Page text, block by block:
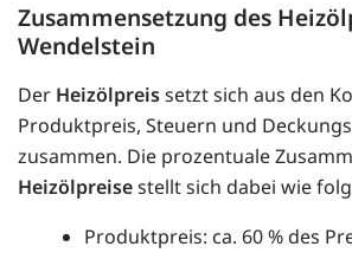
Zusammensetzung des
Wendelstein
Der Heizölpreissetzt sich aus den
Produktpreis, Steuern und
zusammen. Die prozentuale
Heizölpreisestellt sich dabei wie
Produktpreis: ca. 60 % des